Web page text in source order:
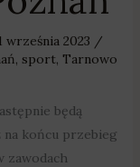
września 2023 /
sport Tarnowo
będą
na końcu przebieg
zawodach